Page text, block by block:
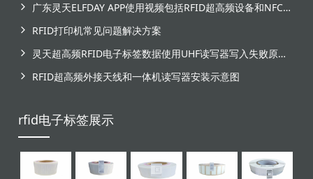
广东灵天ELFDAY APP使用视频包括RFID超高频设备和NFC芯片标签感应
RFID打印机常见问题解决方案
灵天超高频RFID电子标签数据使用UHF读写器写入失败原因分析
RFID超高频外接天线和一体机读写器安装示意图
rfid电子标签展示